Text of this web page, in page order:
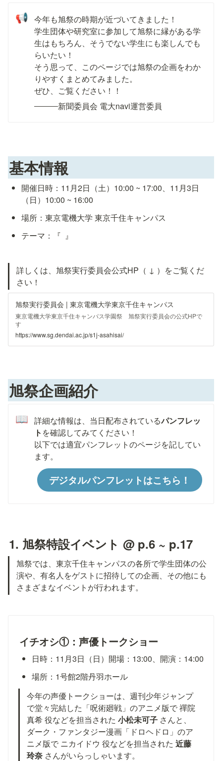
📢 今年も旭祭の時期が近づいてきました！
学生団体や研究室に参加して旭祭に縁がある学
生はもちろん、そうでない学生にも楽しんでも
らいたい！
そう思って、このページでは旭祭の企画をわか
りやすくまとめてみました。
ぜひ、ご覧ください！！
新聞委員会 電大navi運営委員
基本情報
開催日時：11月2日（土）10:00 ~ 17:00、11月3日
（日）10:00 ~ 16:00
場所：東京電機大学 東京千住キャンパス
テーマ：『 』
詳しくは、旭祭実行委員会公式HP（ ↓ ）をご覧くだ
さい！
旭祭実行委員会 | 東京電機大学東京千住キャンパス
東京電機大学東京千住キャンパス学園祭 旭祭実行委員会の公式HPで
す
https://www.sg.dendai.ac.jp/s1j-asahisai/
旭祭企画紹介
📖 詳細な情報は、当日配布されているパンフレッ
ト を確認してみてください！
以下では適宜パンフレットのページを記してい
ます。
デジタルパンフレットはこちら！
1. 旭祭特設イベント @ p.6 ~ p.17
旭祭では、東京千住キャンパスの各所で学生団体の公
演や、有名人をゲストに招待しての企画、その他にも
さまざまなイベントが行われます。
イチオシ①：声優トークショー
日時：11月3日（日）開場：13:00、開演：14:00
場所：1号館2階丹羽ホール
今年の声優トークショーは、週刊少年ジャンプ
で堂々完結した「呪術廻戦」のアニメ版で 禪院
真希 役などを担当された 小松未可子 さんと、
ダーク・ファンタジー漫画「ドロヘドロ」のア
ニメ版で ニカイドウ 役などを担当された 近藤
玲奈 さんがいらっしゃいます。